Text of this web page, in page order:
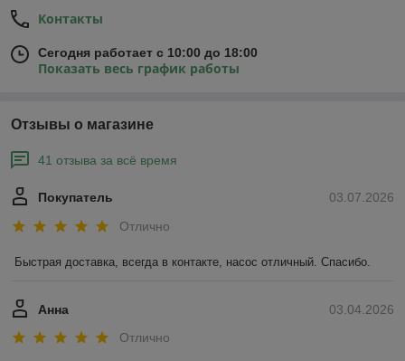
Контакты
Сегодня работает с 10:00 до 18:00
Показать весь график работы
Отзывы о магазине
41 отзыва за всё время
03.07.2026
Покупатель
Отлично
Быстрая доставка, всегда в контакте, насос отличный. Спасибо.
03.04.2026
Анна
Отлично